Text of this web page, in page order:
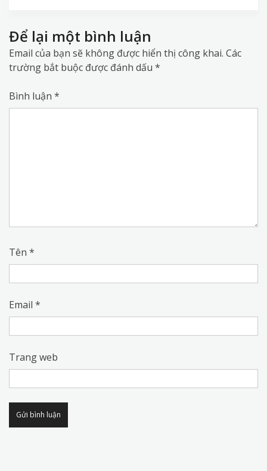
Để lại một bình luận
Email của bạn sẽ không được hiển thị công khai. Các
trường bắt buộc được đánh dấu *
Bình luận *
Tên *
Email *
Trang web